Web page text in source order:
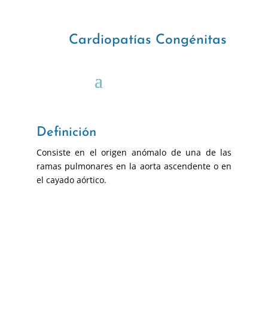
Cardiopatías Congénitas
Definición
Consiste en el origen anómalo de una de las
ramas pulmonares en la aorta ascendente o en
el cayado aórtico.